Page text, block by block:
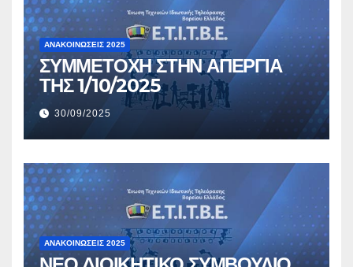
ΑΝΑΚΟΙΝΏΣΕΙΣ 2025
ΣΥΜΜΕΤΟΧΗ ΣΤΗΝ ΑΠΕΡΓΙΑ
ΤΗΣ 1/10/2025
30/09/2025
ΑΝΑΚΟΙΝΏΣΕΙΣ 2025